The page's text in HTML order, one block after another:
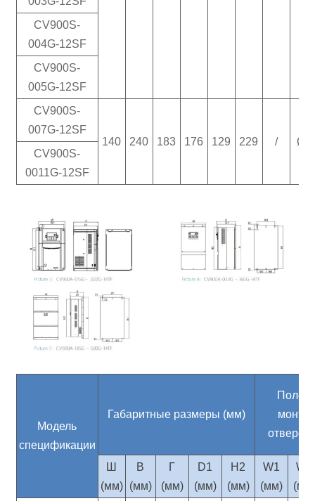
CV900S-
004G-12SF
CV900S-
005G-12SF
CV900S-
007G-12SF
140
240 183 176 129 229 /
Ø8
CV900S-
0011G-12SF
Модель
спецификации
Габаритные размеры (мм)
Ш
(мм)
В
(мм)
Г
(мм)
D1
(мм)
H2
(мм)
W1
(мм)
W2
(мм)